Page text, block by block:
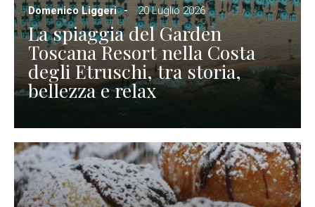
Domenico Liggeri
20 Luglio 2026
La spiaggia del Garden
Toscana Resort nella Costa
degli Etruschi, tra storia,
bellezza e relax